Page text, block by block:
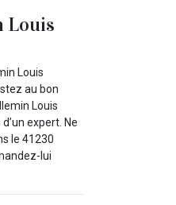
Louis
Louis
au bon
Louis
expert. Ne
le 41230
lui